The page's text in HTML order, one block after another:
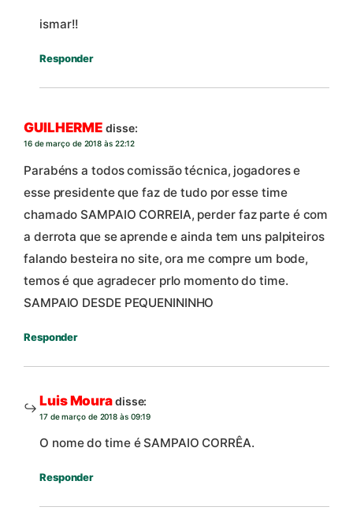
ismar!!
Responder
GUILHERME disse:
16 de março de 2018 às 22:12
Parabéns a todos comissão técnica, jogadores e
esse presidente que faz de tudo por esse time
chamado SAMPAIO CORREIA, perder faz parte é com
a derrota que se aprende e ainda tem uns palpiteiros
falando besteira no site, ora me compre um bode,
temos é que agradecer prlo momento do time.
SAMPAIO DESDE PEQUENININHO
Responder
Luis Mouradisse:
17 de março de 2018 às 09:19
O nome do time é SAMPAIO CORRÊA.
Responder